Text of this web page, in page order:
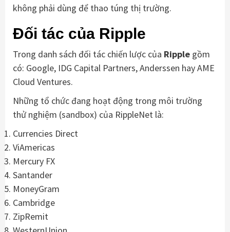
không phải dùng để thao túng thị trường.
Đối tác của Ripple
Trong danh sách đối tác chiến lược của Ripple gồm
có: Google, IDG Capital Partners, Anderssen hay AME
Cloud Ventures.
Những tổ chức đang hoạt động trong môi trường
thử nghiệm (sandbox) của RippleNet là:
Currencies Direct
ViAmericas
Mercury FX
Santander
MoneyGram
Cambridge
ZipRemit